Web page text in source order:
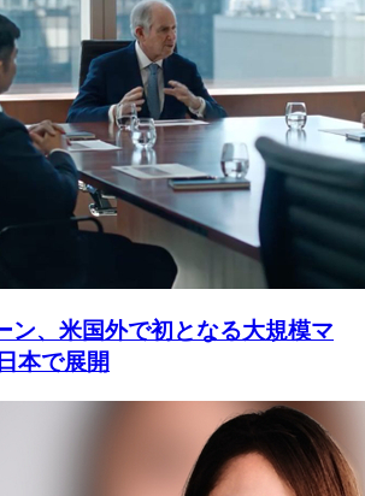
ン、米国外で初となる大規模マ
本で展開